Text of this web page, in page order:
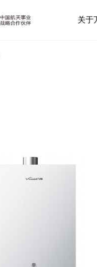
关于